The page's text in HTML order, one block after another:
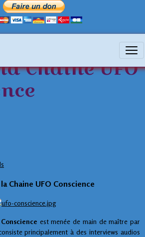
Chaine UFO
Chaine UFO Conscience
est menée de main de maître par
principalement à des interviews audios